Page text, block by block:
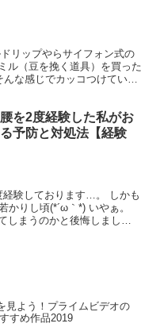
リップやらサイフォン式の
ル（豆を挽く道具）を買った
な感じでカッコつけていた
を2度経験した私がお
予防と対処法【経験
経験しております…。 しかも
かりし頃(*´ω｀*) いやぁ。
しまうのかと後悔しまし
見よう！プライムビデオの
すめ作品2019